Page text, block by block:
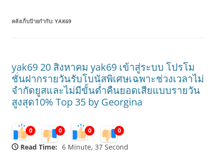
คลังเก็บป้ายกำกับ: YAK69
yak69 20 สิงหาคม yak69 เข้าสู่ระบบ โปรโม
ชั่นฝากรายวันรับโบนัสพิเศษเฉพาะช่วงเวลาไม่
จำกัดยูสและไม่มีขั้นต่ำคืนยอดเสียแบบรายวัน
สูงสุด10% Top 35 by Georgina
0 0 0 0
Read Time: 6 Minute, 37 Second